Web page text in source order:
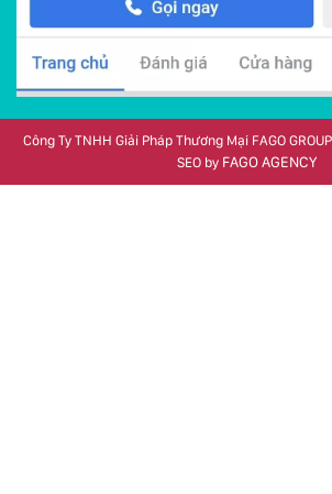
Công Ty TNHH Giải Pháp Thương Mại FAGO
SEO by FAGO AGENCY